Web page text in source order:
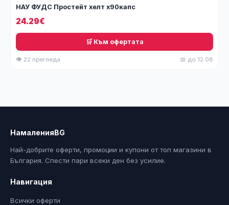
НАУ ФУДС Простейт хелт х90капс
24.29€
🛒 Към офертата
👁 22 прегледа 📅 до 12.08
НамаленияBG
Най-добрите оферти, промоции и купони от топ магазини в
България. Спести пари всеки ден без усилие.
Навигация
Всички оферти